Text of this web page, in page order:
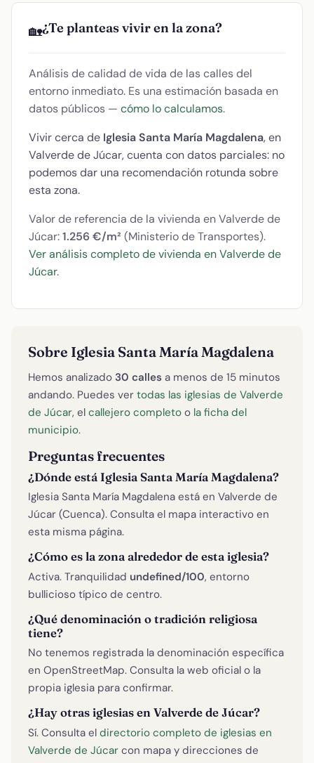
🏡¿Te planteas vivir en la zona?
Análisis de calidad de vida de las calles del
entorno inmediato. Es una estimación basada en
datos públicos — cómo lo calculamos.
Vivir cerca de Iglesia Santa María Magdalena, en
Valverde de Júcar, cuenta con datos parciales: no
podemos dar una recomendación rotunda sobre
esta zona.
Valor de referencia de la vivienda en Valverde de
Júcar:1.256 €/m² (Ministerio de Transportes).
Ver análisis completo de vivienda en Valverde de
Júcar.
Sobre Iglesia Santa María Magdalena
Hemos analizado 30 calles a menos de 15 minutos
andando. Puedes ver todas las iglesias de Valverde
de Júcar, el callejero completo o la ficha del
municipio.
Preguntas frecuentes
¿Dónde está Iglesia Santa María Magdalena?
Iglesia Santa María Magdalena está en Valverde de
Júcar (Cuenca). Consulta el mapa interactivo en
esta misma página.
¿Cómo es la zona alrededor de esta iglesia?
Activa. Tranquilidad undefined/100, entorno
bullicioso típico de centro.
¿Qué denominación o tradición religiosa
tiene?
No tenemos registrada la denominación específica
en OpenStreetMap. Consulta la web oficial o la
propia iglesia para confirmar.
¿Hay otras iglesias en Valverde de Júcar?
Sí. Consulta el directorio completo de iglesias en
Valverde de Júcar con mapa y direcciones de